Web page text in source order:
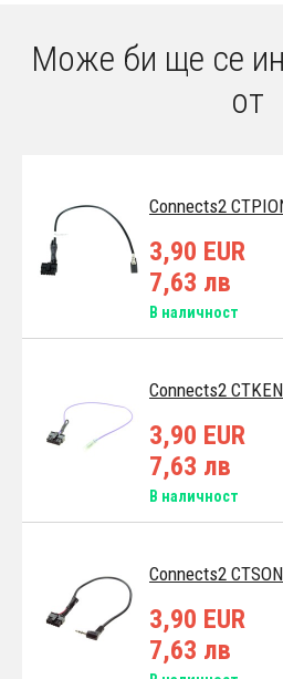
Може би ще се
от
Connects2
3,90 EUR
7,63 лв
В наличност
Connects2
3,90 EUR
7,63 лв
В наличност
Connects2
3,90 EUR
7,63 лв